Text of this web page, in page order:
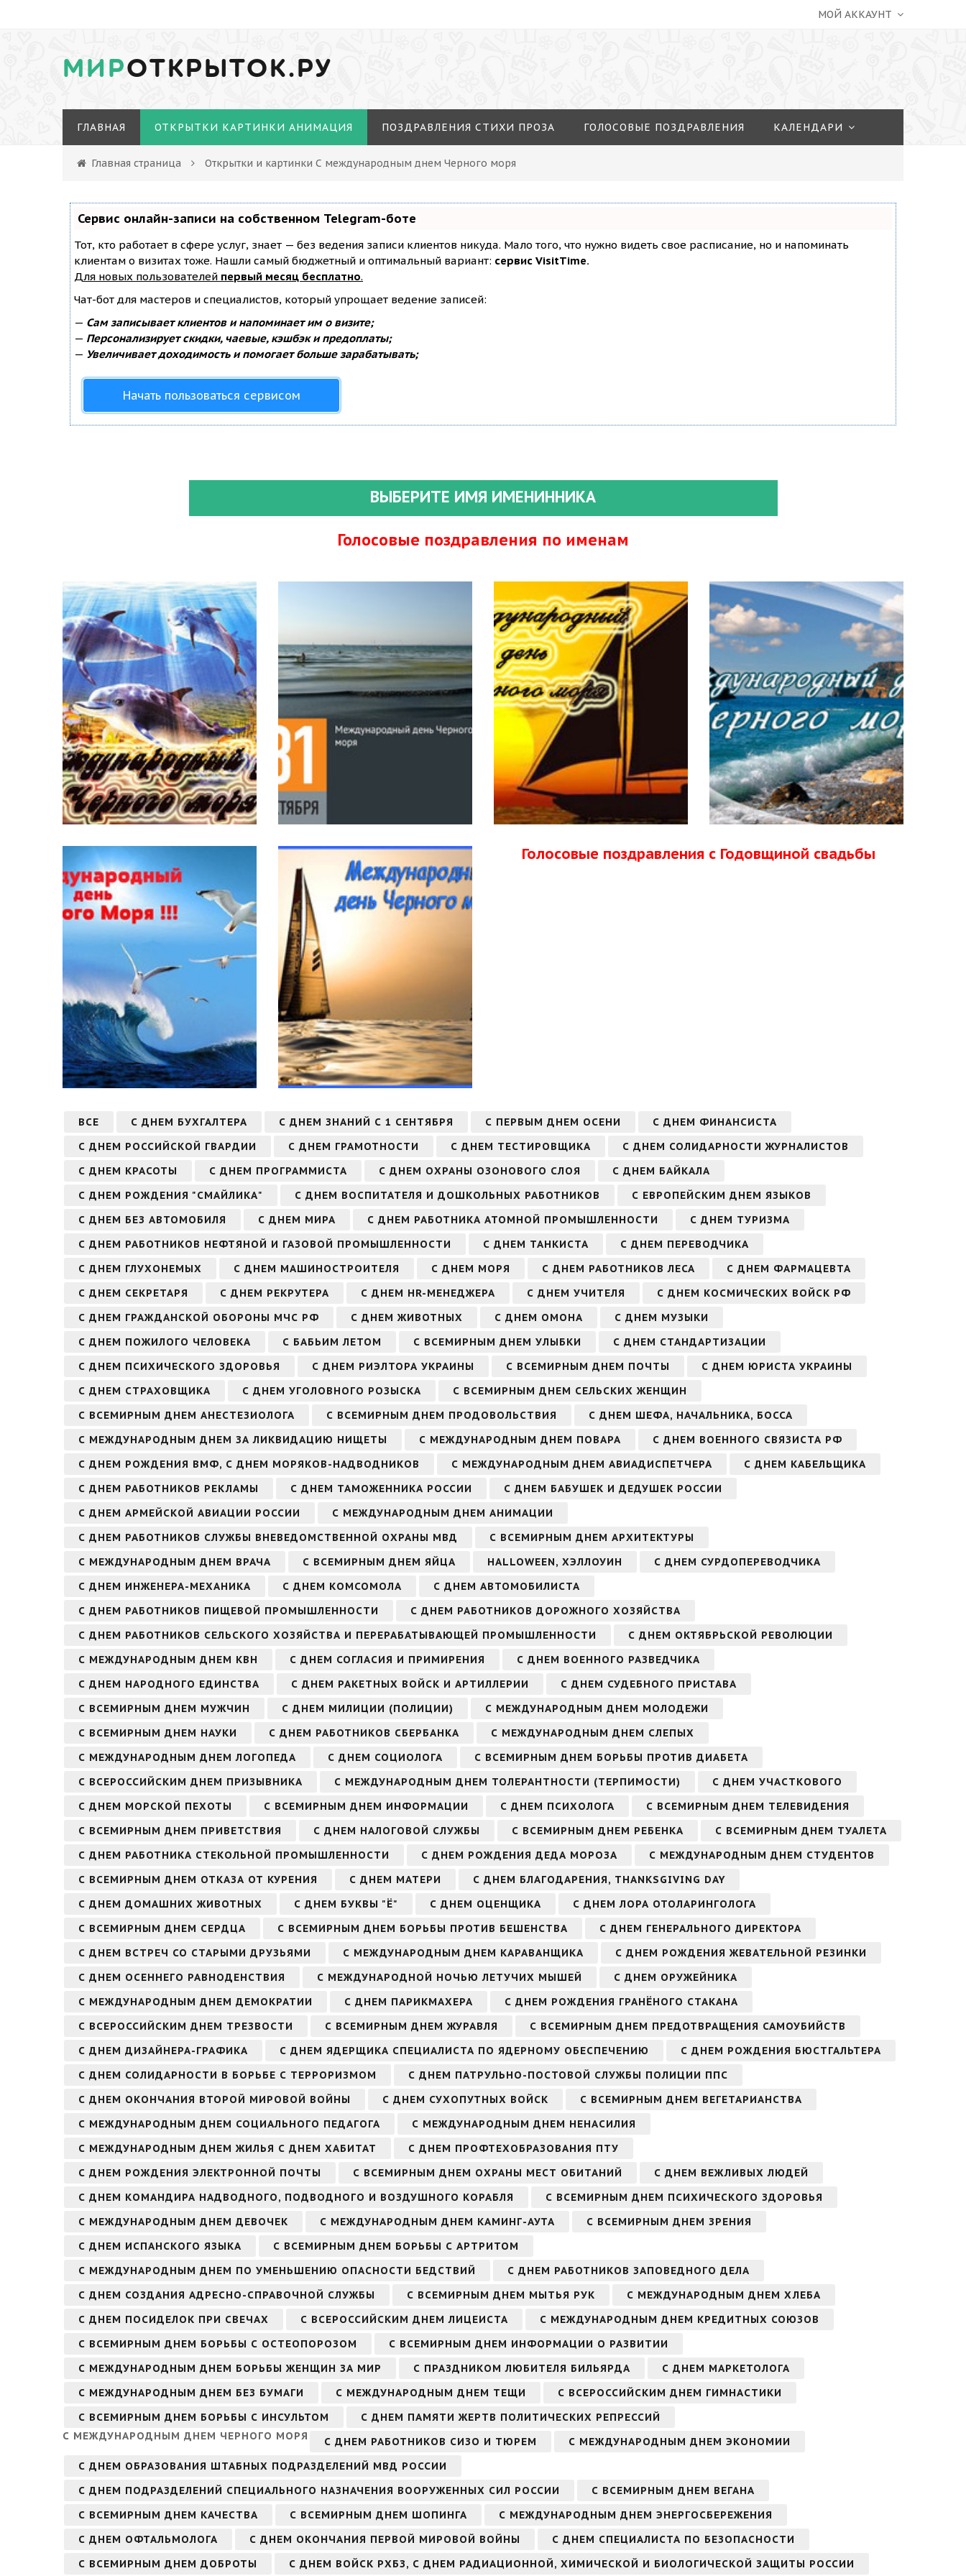
МОЙ АККАУНТ
МИРОТКРЫТОК.РУ
ГЛАВНАЯ ОТКРЫТКИ КАРТИНКИ АНИМАЦИЯ ПОЗДРАВЛЕНИЯ СТИХИ ПРОЗА ГОЛОСОВЫЕ ПОЗДРАВЛЕНИЯ КАЛЕНДАРИ
Главная страница Открытки и картинки С международным днем Черного моря
Сервис онлайн-записи на собственном Telegram-боте
Тот, кто работает в сфере услуг, знает — без ведения записи клиентов никуда. Мало того, что нужно видеть свое расписание, но и напоминать
клиентам о визитах тоже. Нашли самый бюджетный и оптимальный вариант: сервис VisitTime.
Для новых пользователей первый месяц бесплатно.
Чат-бот для мастеров и специалистов, который упрощает ведение записей:
— Сам записывает клиентов и напоминает им о визите;
— Персонализирует скидки, чаевые, кэшбэк и предоплаты;
— Увеличивает доходимость и помогает больше зарабатывать;
Начать пользоваться сервисом
ВЫБЕРИТЕ ИМЯ ИМЕНИННИКА
Голосовые поздравления по именам
Голосовые поздравления с Годовщиной свадьбы
ВСЕ С ДНЕМ БУХГАЛТЕРА С ДНЕМ ЗНАНИЙ С 1 СЕНТЯБРЯ С ПЕРВЫМ ДНЕМ ОСЕНИ
С ДНЕМ ФИНАНСИСТА
С ДНЕМ РОССИЙСКОЙ ГВАРДИИ
С ДНЕМ ГРАМОТНОСТИ С ДНЕМ ТЕСТИРОВЩИКА
С ДНЕМ СОЛИДАРНОСТИ ЖУРНАЛИСТОВ
С ДНЕМ КРАСОТЫ
С ДНЕМ ПРОГРАММИСТА С ДНЕМ ОХРАНЫ ОЗОНОВОГО СЛОЯ
С ДНЕМ БАЙКАЛА
С ДНЕМ РОЖДЕНИЯ "СМАЙЛИКА"
С ДНЕМ ВОСПИТАТЕЛЯ И ДОШКОЛЬНЫХ РАБОТНИКОВ
С ЕВРОПЕЙСКИМ ДНЕМ ЯЗЫКОВ
С ДНЕМ БЕЗ АВТОМОБИЛЯ
С ДНЕМ МИРА С ДНЕМ РАБОТНИКА АТОМНОЙ ПРОМЫШЛЕННОСТИ
С ДНЕМ ТУРИЗМА
С ДНЕМ РАБОТНИКОВ НЕФТЯНОЙ И ГАЗОВОЙ ПРОМЫШЛЕННОСТИ
С ДНЕМ ТАНКИСТА
С ДНЕМ ПЕРЕВОДЧИКА
С ДНЕМ ГЛУХОНЕМЫХ
С ДНЕМ МАШИНОСТРОИТЕЛЯ С ДНЕМ МОРЯ С ДНЕМ РАБОТНИКОВ ЛЕСА
С ДНЕМ ФАРМАЦЕВТА
С ДНЕМ СЕКРЕТАРЯ
С ДНЕМ РЕКРУТЕРА С ДНЕМ HR-МЕНЕДЖЕРА С ДНЕМ УЧИТЕЛЯ
С ДНЕМ КОСМИЧЕСКИХ ВОЙСК РФ
С ДНЕМ ГРАЖДАНСКОЙ ОБОРОНЫ МЧС РФ
С ДНЕМ ЖИВОТНЫХ С ДНЕМ ОМОНА
С ДНЕМ МУЗЫКИ
С ДНЕМ ПОЖИЛОГО ЧЕЛОВЕКА
С БАБЬИМ ЛЕТОМ С ВСЕМИРНЫМ ДНЕМ УЛЫБКИ
С ДНЕМ СТАНДАРТИЗАЦИИ
С ДНЕМ ПСИХИЧЕСКОГО ЗДОРОВЬЯ
С ДНЕМ РИЭЛТОРА УКРАИНЫ С ВСЕМИРНЫМ ДНЕМ ПОЧТЫ
С ДНЕМ ЮРИСТА УКРАИНЫ
С ДНЕМ СТРАХОВЩИКА
С ДНЕМ УГОЛОВНОГО РОЗЫСКА
С ВСЕМИРНЫМ ДНЕМ СЕЛЬСКИХ ЖЕНЩИН
С ВСЕМИРНЫМ ДНЕМ АНЕСТЕЗИОЛОГА
С ВСЕМИРНЫМ ДНЕМ ПРОДОВОЛЬСТВИЯ
С ДНЕМ ШЕФА, НАЧАЛЬНИКА, БОССА
С МЕЖДУНАРОДНЫМ ДНЕМ ЗА ЛИКВИДАЦИЮ НИЩЕТЫ
С МЕЖДУНАРОДНЫМ ДНЕМ ПОВАРА
С ДНЕМ ВОЕННОГО СВЯЗИСТА РФ
С ДНЕМ РОЖДЕНИЯ ВМФ, С ДНЕМ МОРЯКОВ-НАДВОДНИКОВ
С МЕЖДУНАРОДНЫМ ДНЕМ АВИАДИСПЕТЧЕРА
С ДНЕМ КАБЕЛЬЩИКА
С ДНЕМ РАБОТНИКОВ РЕКЛАМЫ
С ДНЕМ ТАМОЖЕННИКА РОССИИ
С ДНЕМ БАБУШЕК И ДЕДУШЕК РОССИИ
С ДНЕМ АРМЕЙСКОЙ АВИАЦИИ РОССИИ
С МЕЖДУНАРОДНЫМ ДНЕМ АНИМАЦИИ
С ДНЕМ РАБОТНИКОВ СЛУЖБЫ ВНЕВЕДОМСТВЕННОЙ ОХРАНЫ МВД
С ВСЕМИРНЫМ ДНЕМ АРХИТЕКТУРЫ
С МЕЖДУНАРОДНЫМ ДНЕМ ВРАЧА
С ВСЕМИРНЫМ ДНЕМ ЯЙЦА HALLOWEEN, ХЭЛЛОУИН
С ДНЕМ СУРДОПЕРЕВОДЧИКА
С ДНЕМ ИНЖЕНЕРА-МЕХАНИКА
С ДНЕМ КОМСОМОЛА
С ДНЕМ АВТОМОБИЛИСТА
С ДНЕМ РАБОТНИКОВ ПИЩЕВОЙ ПРОМЫШЛЕННОСТИ
С ДНЕМ РАБОТНИКОВ ДОРОЖНОГО ХОЗЯЙСТВА
С ДНЕМ РАБОТНИКОВ СЕЛЬСКОГО ХОЗЯЙСТВА И ПЕРЕРАБАТЫВАЮЩЕЙ ПРОМЫШЛЕННОСТИ
С ДНЕМ ОКТЯБРЬСКОЙ РЕВОЛЮЦИИ
С МЕЖДУНАРОДНЫМ ДНЕМ КВН
С ДНЕМ СОГЛАСИЯ И ПРИМИРЕНИЯ
С ДНЕМ ВОЕННОГО РАЗВЕДЧИКА
С ДНЕМ НАРОДНОГО ЕДИНСТВА
С ДНЕМ РАКЕТНЫХ ВОЙСК И АРТИЛЛЕРИИ
С ДНЕМ СУДЕБНОГО ПРИСТАВА
С ВСЕМИРНЫМ ДНЕМ МУЖЧИН
С ДНЕМ МИЛИЦИИ (ПОЛИЦИИ)
С МЕЖДУНАРОДНЫМ ДНЕМ МОЛОДЕЖИ
С ВСЕМИРНЫМ ДНЕМ НАУКИ
С ДНЕМ РАБОТНИКОВ СБЕРБАНКА
С МЕЖДУНАРОДНЫМ ДНЕМ СЛЕПЫХ
С МЕЖДУНАРОДНЫМ ДНЕМ ЛОГОПЕДА
С ДНЕМ СОЦИОЛОГА
С ВСЕМИРНЫМ ДНЕМ БОРЬБЫ ПРОТИВ ДИАБЕТА
С ВСЕРОССИЙСКИМ ДНЕМ ПРИЗЫВНИКА
С МЕЖДУНАРОДНЫМ ДНЕМ ТОЛЕРАНТНОСТИ (ТЕРПИМОСТИ)
С ДНЕМ УЧАСТКОВОГО
С ДНЕМ МОРСКОЙ ПЕХОТЫ
С ВСЕМИРНЫМ ДНЕМ ИНФОРМАЦИИ С ДНЕМ ПСИХОЛОГА
С ВСЕМИРНЫМ ДНЕМ ТЕЛЕВИДЕНИЯ
С ВСЕМИРНЫМ ДНЕМ ПРИВЕТСТВИЯ
С ДНЕМ НАЛОГОВОЙ СЛУЖБЫ С ВСЕМИРНЫМ ДНЕМ РЕБЕНКА
С ВСЕМИРНЫМ ДНЕМ ТУАЛЕТА
С ДНЕМ РАБОТНИКА СТЕКОЛЬНОЙ ПРОМЫШЛЕННОСТИ
С ДНЕМ РОЖДЕНИЯ ДЕДА МОРОЗА
С МЕЖДУНАРОДНЫМ ДНЕМ СТУДЕНТОВ
С ВСЕМИРНЫМ ДНЕМ ОТКАЗА ОТ КУРЕНИЯ
С ДНЕМ МАТЕРИ
С ДНЕМ БЛАГОДАРЕНИЯ, THANKSGIVING DAY
С ДНЕМ ДОМАШНИХ ЖИВОТНЫХ
С ДНЕМ БУКВЫ "Ё" С ДНЕМ ОЦЕНЩИКА
С ДНЕМ ЛОРА ОТОЛАРИНГОЛОГА
С ВСЕМИРНЫМ ДНЕМ СЕРДЦА
С ВСЕМИРНЫМ ДНЕМ БОРЬБЫ ПРОТИВ БЕШЕНСТВА
С ДНЕМ ГЕНЕРАЛЬНОГО ДИРЕКТОРА
С ДНЕМ ВСТРЕЧ СО СТАРЫМИ ДРУЗЬЯМИ
С МЕЖДУНАРОДНЫМ ДНЕМ КАРАВАНЩИКА
С ДНЕМ РОЖДЕНИЯ ЖЕВАТЕЛЬНОЙ РЕЗИНКИ
С ДНЕМ ОСЕННЕГО РАВНОДЕНСТВИЯ
С МЕЖДУНАРОДНОЙ НОЧЬЮ ЛЕТУЧИХ МЫШЕЙ
С ДНЕМ ОРУЖЕЙНИКА
С МЕЖДУНАРОДНЫМ ДНЕМ ДЕМОКРАТИИ
С ДНЕМ ПАРИКМАХЕРА
С ДНЕМ РОЖДЕНИЯ ГРАНЁНОГО СТАКАНА
С ВСЕРОССИЙСКИМ ДНЕМ ТРЕЗВОСТИ
С ВСЕМИРНЫМ ДНЕМ ЖУРАВЛЯ
С ВСЕМИРНЫМ ДНЕМ ПРЕДОТВРАЩЕНИЯ САМОУБИЙСТВ
С ДНЕМ ДИЗАЙНЕРА-ГРАФИКА
С ДНЕМ ЯДЕРЩИКА СПЕЦИАЛИСТА ПО ЯДЕРНОМУ ОБЕСПЕЧЕНИЮ
С ДНЕМ РОЖДЕНИЯ БЮСТГАЛЬТЕРА
С ДНЕМ СОЛИДАРНОСТИ В БОРЬБЕ С ТЕРРОРИЗМОМ
С ДНЕМ ПАТРУЛЬНО-ПОСТОВОЙ СЛУЖБЫ ПОЛИЦИИ ППС
С ДНЕМ ОКОНЧАНИЯ ВТОРОЙ МИРОВОЙ ВОЙНЫ
С ДНЕМ СУХОПУТНЫХ ВОЙСК
С ВСЕМИРНЫМ ДНЕМ ВЕГЕТАРИАНСТВА
С МЕЖДУНАРОДНЫМ ДНЕМ СОЦИАЛЬНОГО ПЕДАГОГА
С МЕЖДУНАРОДНЫМ ДНЕМ НЕНАСИЛИЯ
С МЕЖДУНАРОДНЫМ ДНЕМ ЖИЛЬЯ С ДНЕМ ХАБИТАТ
С ДНЕМ ПРОФТЕХОБРАЗОВАНИЯ ПТУ
С ДНЕМ РОЖДЕНИЯ ЭЛЕКТРОННОЙ ПОЧТЫ
С ВСЕМИРНЫМ ДНЕМ ОХРАНЫ МЕСТ ОБИТАНИЙ
С ДНЕМ ВЕЖЛИВЫХ ЛЮДЕЙ
С ДНЕМ КОМАНДИРА НАДВОДНОГО, ПОДВОДНОГО И ВОЗДУШНОГО КОРАБЛЯ
С ВСЕМИРНЫМ ДНЕМ ПСИХИЧЕСКОГО ЗДОРОВЬЯ
С МЕЖДУНАРОДНЫМ ДНЕМ ДЕВОЧЕК
С МЕЖДУНАРОДНЫМ ДНЕМ КАМИНГ-АУТА
С ВСЕМИРНЫМ ДНЕМ ЗРЕНИЯ
С ДНЕМ ИСПАНСКОГО ЯЗЫКА
С ВСЕМИРНЫМ ДНЕМ БОРЬБЫ С АРТРИТОМ
С МЕЖДУНАРОДНЫМ ДНЕМ ПО УМЕНЬШЕНИЮ ОПАСНОСТИ БЕДСТВИЙ
С ДНЕМ РАБОТНИКОВ ЗАПОВЕДНОГО ДЕЛА
С ДНЕМ СОЗДАНИЯ АДРЕСНО-СПРАВОЧНОЙ СЛУЖБЫ
С ВСЕМИРНЫМ ДНЕМ МЫТЬЯ РУК
С МЕЖДУНАРОДНЫМ ДНЕМ ХЛЕБА
С ДНЕМ ПОСИДЕЛОК ПРИ СВЕЧАХ
С ВСЕРОССИЙСКИМ ДНЕМ ЛИЦЕИСТА
С МЕЖДУНАРОДНЫМ ДНЕМ КРЕДИТНЫХ СОЮЗОВ
С ВСЕМИРНЫМ ДНЕМ БОРЬБЫ С ОСТЕОПОРОЗОМ
С ВСЕМИРНЫМ ДНЕМ ИНФОРМАЦИИ О РАЗВИТИИ
С МЕЖДУНАРОДНЫМ ДНЕМ БОРЬБЫ ЖЕНЩИН ЗА МИР
С ПРАЗДНИКОМ ЛЮБИТЕЛЯ БИЛЬЯРДА
С ДНЕМ МАРКЕТОЛОГА
С МЕЖДУНАРОДНЫМ ДНЕМ БЕЗ БУМАГИ
С МЕЖДУНАРОДНЫМ ДНЕМ ТЕЩИ
С ВСЕРОССИЙСКИМ ДНЕМ ГИМНАСТИКИ
С ВСЕМИРНЫМ ДНЕМ БОРЬБЫ С ИНСУЛЬТОМ
С ДНЕМ ПАМЯТИ ЖЕРТВ ПОЛИТИЧЕСКИХ РЕПРЕССИЙ
С МЕЖДУНАРОДНЫМ ДНЕМ ЧЕРНОГО МОРЯ
С ДНЕМ РАБОТНИКОВ СИЗО И ТЮРЕМ
С МЕЖДУНАРОДНЫМ ДНЕМ ЭКОНОМИИ
С ДНЕМ ОБРАЗОВАНИЯ ШТАБНЫХ ПОДРАЗДЕЛЕНИЙ МВД РОССИИ
С ДНЕМ ПОДРАЗДЕЛЕНИЙ СПЕЦИАЛЬНОГО НАЗНАЧЕНИЯ ВООРУЖЕННЫХ СИЛ РОССИИ
С ВСЕМИРНЫМ ДНЕМ ВЕГАНА
С ВСЕМИРНЫМ ДНЕМ КАЧЕСТВА
С ВСЕМИРНЫМ ДНЕМ ШОПИНГА
С МЕЖДУНАРОДНЫМ ДНЕМ ЭНЕРГОСБЕРЕЖЕНИЯ
С ДНЕМ ОФТАЛЬМОЛОГА
С ДНЕМ ОКОНЧАНИЯ ПЕРВОЙ МИРОВОЙ ВОЙНЫ
С ДНЕМ СПЕЦИАЛИСТА ПО БЕЗОПАСНОСТИ
С ВСЕМИРНЫМ ДНЕМ ДОБРОТЫ
С ДНЕМ ВОЙСК РХБЗ, С ДНЕМ РАДИАЦИОННОЙ, ХИМИЧЕСКОЙ И БИОЛОГИЧЕСКОЙ ЗАЩИТЫ РОССИИ